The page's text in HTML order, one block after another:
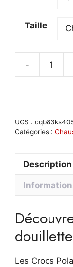
Taille
-
UGS :
Catégories :
Description
Les Crocs